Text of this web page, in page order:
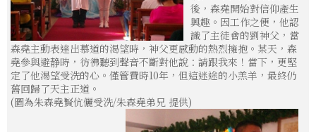
後，森堯開始對信仰產生
興趣。因工作之便，他認
識了主徒會的劉神父，當
森堯主動表達出慕道的渴望時，神父更感動的熱烈擁抱。某天，森
堯參與避静時，彷彿聽到聲音不斷對他說：請跟我來！當下，更堅
定了他渴望受洗的心。僅管費時10年，但這迷途的小羔羊，最終仍
舊回歸了天主正道。
(圖為朱森堯賢伉儷受洗/朱森堯弟兄 提供)